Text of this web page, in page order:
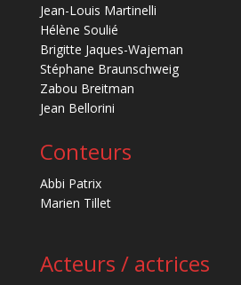
Jean-Louis Martinelli
Hélène Soulié
Brigitte Jaques-Wajeman
Stéphane Braunschweig
Zabou Breitman
Jean Bellorini
Conteurs
Abbi Patrix
Marien Tillet
Acteurs / actrices